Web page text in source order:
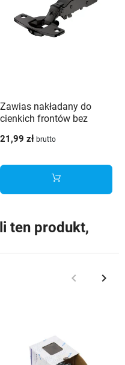
Zawias nakładany do
cienkich frontów bez
HETTICH czarny 110°
21,99 zł brutto
ten produkt,
Poprzedni
keyboard_arrow_left keyboard_arrow_right